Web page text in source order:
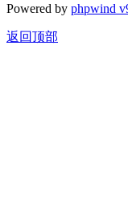
Powered by phpwind
返回顶部